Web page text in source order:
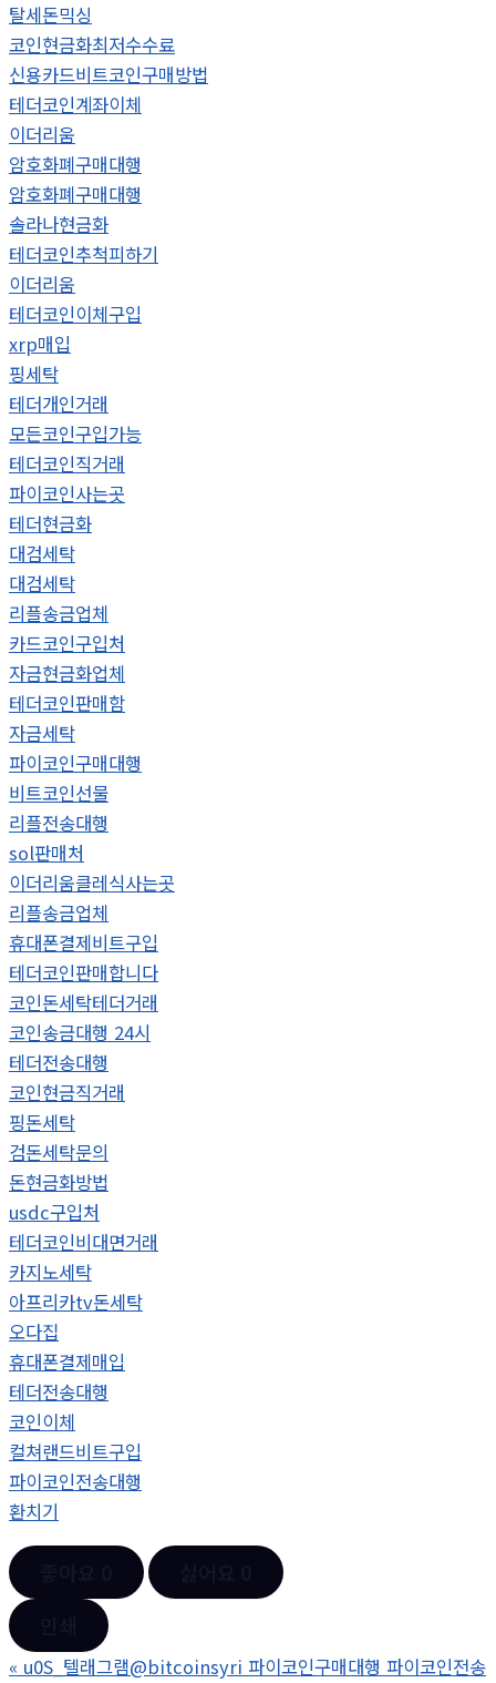
탈세돈믹싱
코인현금화최저수수료
신용카드비트코인구매방법
테더코인계좌이체
이더리움
암호화폐구매대행
암호화폐구매대행
솔라나현금화
테더코인추척피하기
이더리움
테더코인이체구입
xrp매입
핑세탁
테더개인거래
모든코인구입가능
테더코인직거래
파이코인사는곳
테더현금화
대검세탁
대검세탁
리플송금업체
카드코인구입처
자금현금화업체
테더코인판매함
자금세탁
파이코인구매대행
비트코인선물
리플전송대행
sol판매처
이더리움클레식사는곳
리플송금업체
휴대폰결제비트구입
테더코인판매합니다
코인돈세탁테더거래
코인송금대행 24시
테더전송대행
코인현금직거래
핑돈세탁
검돈세탁문의
돈현금화방법
usdc구입처
테더코인비대면거래
카지노세탁
아프리카tv돈세탁
오다집
휴대폰결제매입
테더전송대행
코인이체
컬쳐랜드비트구입
파이코인전송대행
환치기
« u0S_텔래그램@bitcoinsyri 파이코인구매대행 파이코인전송